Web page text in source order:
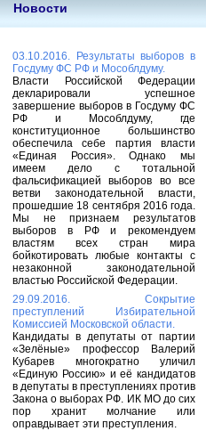
Новости
03.10.2016. Результаты выборов в
Госдуму ФС РФ и Мособлдуму.
Власти Российской Федерации
декларировали успешное
завершение выборов в Госдуму ФС
РФ и Мособлдуму, где
конституционное большинство
обеспечила себе партия власти
«Единая Россия». Однако мы
имеем дело с тотальной
фальсификацией выборов во все
ветви законодательной власти,
прошедшие 18 сентября 2016 года.
Мы не признаем результатов
выборов в РФ и рекомендуем
властям всех стран мира
бойкотировать любые контакты с
незаконной законодательной
властью Российской Федерации.
29.09.2016. Сокрытие
преступлений Избирательной
Комиссией Московской области.
Кандидаты в депутаты от партии
«Зелёные» профессор Валерий
Кубарев многократно уличил
«Единую Россию» и её кандидатов
в депутаты в преступлениях против
Закона о выборах РФ. ИК МО до сих
пор хранит молчание или
оправдывает эти преступления.